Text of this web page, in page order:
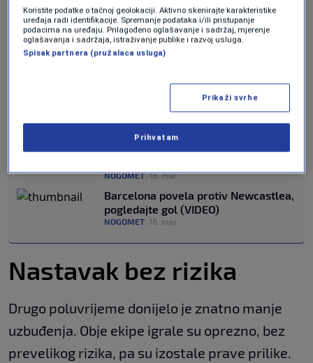
Zrinjski nakon penal serije srušio
Sarajevo i osvojio Superkup, Bralić i
Menalo tragičari Sarajeva
Potencijalni reprezentativac Bosne i
Hercegovine iz Milana ide "kaljenje"
18. mar.
Neymar najavio kraj karijere, ovako
je reagovao kada je vidio da ga
NOGOMET|18. mar.
Barcelona povela protiv Newcastlea,
pogledajte gol (VIDEO)
NOGOMET 18. mar.
Nastavak bez rizika
Drugo poluvrijeme donijelo je znatno manje
uzbuđenja. Obje ekipe igrale su oprezno, bez
prevelikog rizika, pa su izostale prave prilike.
Koristite podatke o tačnoj geolokaciji. Aktivno skenirajte karakteristike
uređaja radi identifikacije. Spremanje podataka i/ili pristupanje
podacima na uređaju. Prilagođeno oglašavanje i sadržaj, mjerenje
oglašavanja i sadržaja, istraživanje publike i razvoj usluga.
Spisak partnera (pružalaca usluga)
Prikaži svrhe
Prihvatam